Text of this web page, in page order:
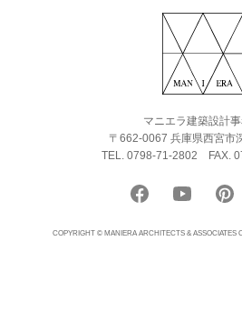
マニエラ建築設計
〒662-0067 兵庫県西宮市
TEL. 0798-71-2802 FAX.
COPYRIGHT © MANIERA ARCHITECTS & ASSOCIATES